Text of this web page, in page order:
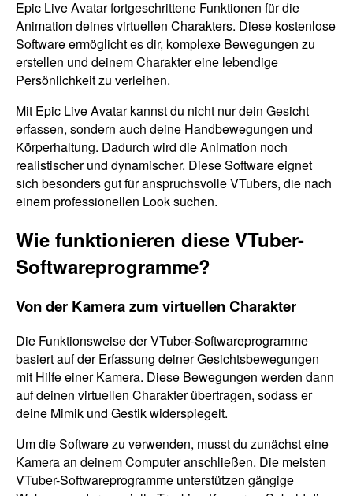
Epic Live Avatar fortgeschrittene Funktionen für die
Animation deines virtuellen Charakters. Diese kostenlose
Software ermöglicht es dir, komplexe Bewegungen zu
erstellen und deinem Charakter eine lebendige
Persönlichkeit zu verleihen.
Mit Epic Live Avatar kannst du nicht nur dein Gesicht
erfassen, sondern auch deine Handbewegungen und
Körperhaltung. Dadurch wird die Animation noch
realistischer und dynamischer. Diese Software eignet
sich besonders gut für anspruchsvolle VTubers, die nach
einem professionellen Look suchen.
Wie funktionieren diese VTuber-
Softwareprogramme?
Von der Kamera zum virtuellen Charakter
Die Funktionsweise der VTuber-Softwareprogramme
basiert auf der Erfassung deiner Gesichtsbewegungen
mit Hilfe einer Kamera. Diese Bewegungen werden dann
auf deinen virtuellen Charakter übertragen, sodass er
deine Mimik und Gestik widerspiegelt.
Um die Software zu verwenden, musst du zunächst eine
Kamera an deinem Computer anschließen. Die meisten
VTuber-Softwareprogramme unterstützen gängige